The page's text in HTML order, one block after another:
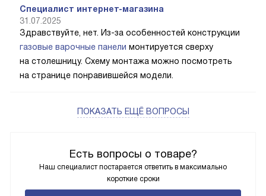
Есть вопросы о товаре?
Наш специалист постарается ответить в максимально
короткие сроки
Специалист интернет-магазина
31.07.2025
Здравствуйте, нет. Из-за особенностей конструкции
газовые варочные панели монтируется сверху
на столешницу. Схему монтажа можно посмотреть
на странице понравившейся модели.
ПОКАЗАТЬ ЕЩЁ ВОПРОСЫ